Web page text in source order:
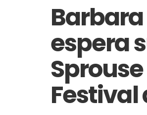
espera
Festival